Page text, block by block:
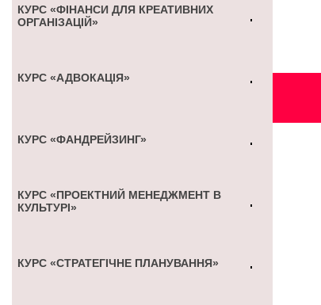
КУРС «ФІНАНСИ ДЛЯ КРЕАТИВНИХ
ОРГАНІЗАЦІЙ»
КУРС «АДВОКАЦІЯ»
КУРС «ФАНДРЕЙЗИНГ»
КУРС «ПРОЕКТНИЙ МЕНЕДЖМЕНТ В
КУЛЬТУРІ»
КУРС «СТРАТЕГІЧНЕ ПЛАНУВАННЯ»